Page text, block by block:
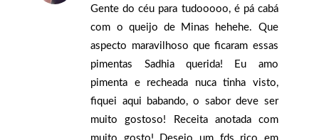
Gente do céu para tudooooo, é pá cabá
com o queijo de Minas hehehe. Que
aspecto maravilhoso que ficaram essas
pimentas Sadhia querida! Eu amo
pimenta e recheada nuca tinha visto,
fiquei aqui babando, o sabor deve ser
muito gostoso! Receita anotada com